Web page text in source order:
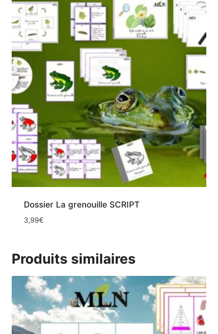
Dossier La grenouille SCRIPT
3,99€
Produits similaires